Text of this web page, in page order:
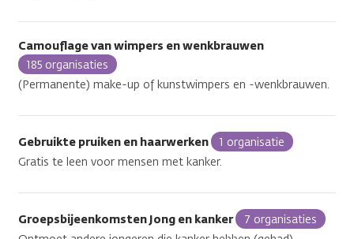
Camouflage van wimpers en wenkbrauwen
185 organisaties
(Permanente) make-up of kunstwimpers en -wenkbrauwen.
Gebruikte pruiken en haarwerken
1 organisatie
Gratis te leen voor mensen met kanker.
Groepsbijeenkomsten Jong en kanker
7 organisaties